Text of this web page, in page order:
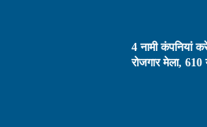
4 नामी कंपनियां
रोजगार मेला, 610